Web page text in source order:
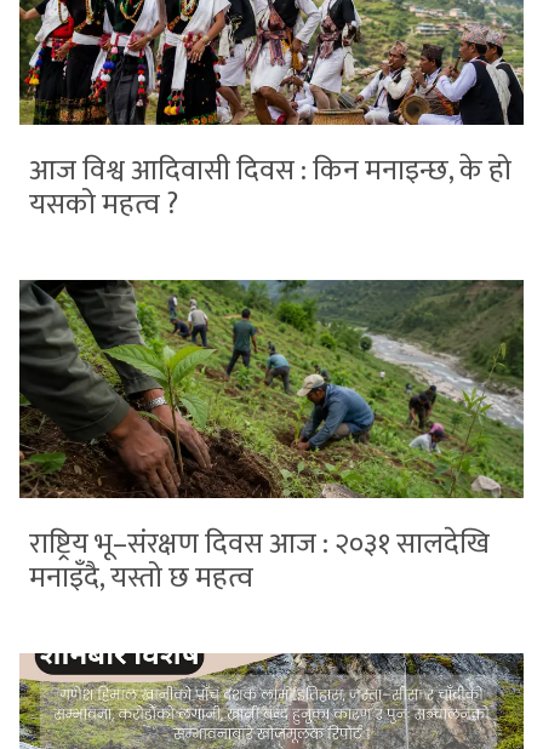
आज विश्व आदिवासी दिवस : किन मनाइन्छ, के हो
यसको महत्व ?
राष्ट्रिय भू–संरक्षण दिवस आज : २०३१ सालदेखि
मनाइँदै, यस्तो छ महत्व